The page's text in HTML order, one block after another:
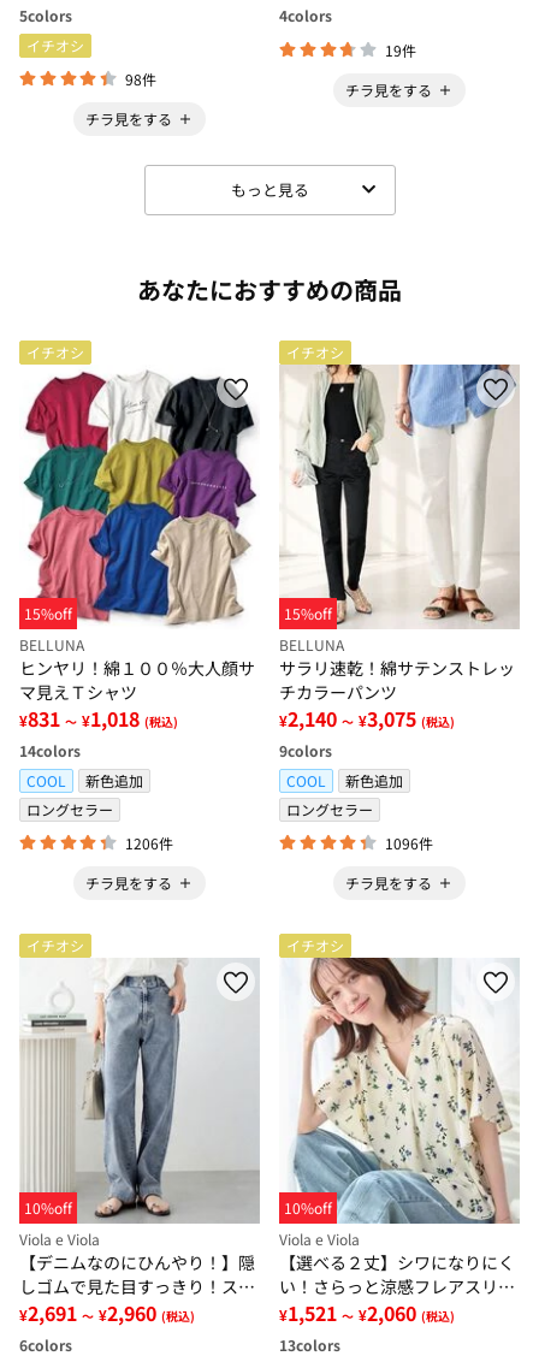
5colors
イチオシ
98件
チラ見をする
4colors
19件
チラ見をする
もっと見る
あなたにおすすめの商品
イチオシ
15%off
BELLUNA
ヒンヤリ！綿１００％大人顔サ
マ見えＴシャツ
¥831 ～ ¥1,018 (税込)
14colors
COOL
新色追加
ロングセラー
1206件
チラ見をする
イチオシ
15%off
BELLUNA
サラリ速乾！綿サテンストレッ
チカラーパンツ
¥2,140 ～ ¥3,075 (税込)
9colors
COOL
新色追加
ロングセラー
1096件
チラ見をする
イチオシ
10%off
Viola e Viola
【デニムなのにひんやり！】隠
しゴムで見た目すっきり！スト
レッチ楽ちんデニム
¥2,691 ～ ¥2,960 (税込)
6colors
イチオシ
10%off
Viola e Viola
【選べる２丈】シワになりにく
い！さらっと涼感フレアスリー
ブブラウス
¥1,521 ～ ¥2,060 (税込)
13colors